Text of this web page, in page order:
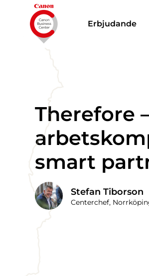
Erbjudande
Therefore
smart
Stefan Tiborson
Centerchef,